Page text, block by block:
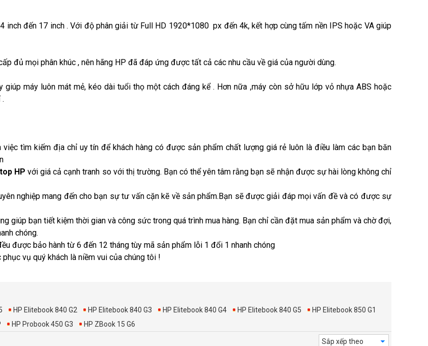
inch đến 17 inch . Với độ phân giải từ Full HD 1920*1080 px đến 4k, kết hợp cùng tấm nền IPS hoặc VA giúp
đủ mọi phân khúc , nên hãng HP đã đáp ứng được tất cả các nhu cầu về giá của người dùng.
máy luôn mát mẻ, kéo dài tuổi thọ một cách đáng kể . Hơn nữa ,máy còn sở hữu lớp vỏ nhựa ABS hoặc
tìm kiếm địa chỉ uy tín để khách hàng có được sản phẩm chất lượng giá rẻ luôn là điều làm các bạn băn
HP với giá cả cạnh tranh so với thị trường. Bạn có thể yên tâm rằng bạn sẽ nhận được sự hài lòng không chỉ
nghiệp mang đến cho bạn sự tư vấn cặn kẽ về sản phẩm.Bạn sẽ được giải đáp mọi vấn đề và có được sự
giúp bạn tiết kiệm thời gian và công sức trong quá trình mua hàng. Bạn chỉ cần đặt mua sản phẩm và chờ đợi,
chóng.
được bảo hành từ 6 đến 12 tháng tùy mã sản phẩm lỗi 1 đổi 1 nhanh chóng
vụ quý khách là niềm vui của chúng tôi !
HP Elitebook 840 G2 HP Elitebook 840 G3 HP Elitebook 840 G4 HP Elitebook 840 G5
HP Elitebook 850 G1
HP Probook 450 G3 HP ZBook 15 G6
Sắp xếp theo